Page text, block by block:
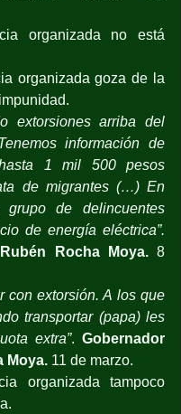
organizada no está
organizada goza de la
extorsiones arriba del
información de
1 mil 500 pesos
de migrantes (…) En
grupo de delincuentes
de energía eléctrica”.
Rocha Moya. 8
con extorsión. A los que
transportar (papa) les
extra”. Gobernador
Moya. 11 de marzo.
organizada tampoco